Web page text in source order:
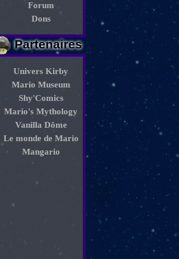
Forum
Dons
Partenaires
Univers Kirby
Mario Museum
Shy'Comics
Mario's Mythology
Vanilla Dôme
Le monde de Mario
Mangario